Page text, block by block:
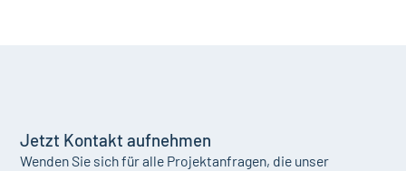
Jetzt Kontakt aufnehmen
Wenden Sie sich für alle Projektanfragen, die unser